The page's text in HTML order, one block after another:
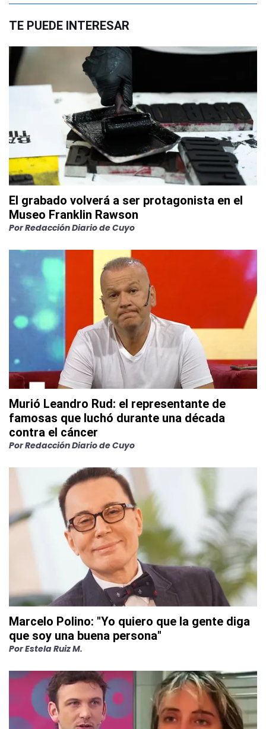
TE PUEDE INTERESAR
El grabado volverá a ser protagonista en el
Museo Franklin Rawson
PorRedacción Diario de Cuyo
Murió Leandro Rud: el representante de
famosas que luchó durante una década
contra el cáncer
PorRedacción Diario de Cuyo
Marcelo Polino: "Yo quiero que la gente diga
que soy una buena persona"
PorEstela Ruiz M.